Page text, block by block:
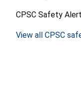
CPSC Safety
View all CPSC